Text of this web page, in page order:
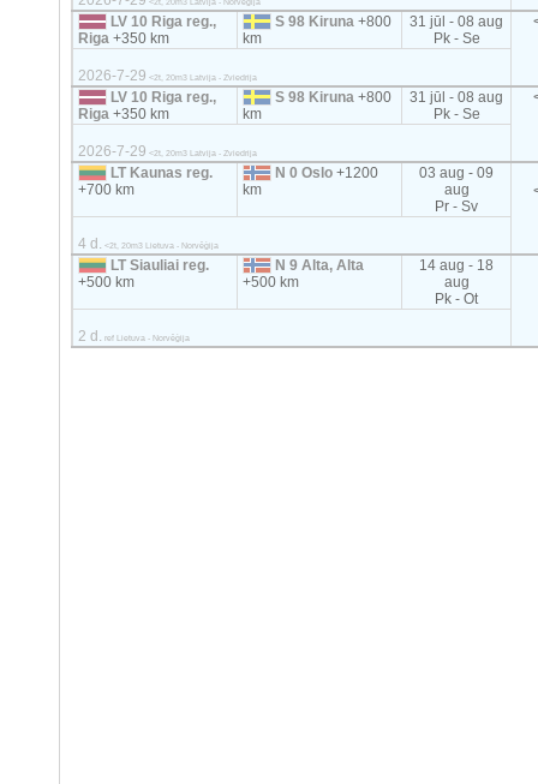
<2t, 20m3 Latvija - Norvēģija
LV 10 Riga reg.,
Riga+350 km
S 98 Kiruna+800
km
31 jūl - 08 aug
Pk - Se
2026-7-29 <2t, 20m3 Latvija - Zviedrija
LV 10 Riga reg.,
Riga+350 km
S 98 Kiruna+800
km
31 jūl - 08 aug
Pk - Se
2026-7-29 <2t, 20m3 Latvija - Zviedrija
LT Kaunas reg.
+700 km
N 0 Oslo+1200
km
03 aug - 09
aug
Pr - Sv
4 d. <2t, 20m3 Lietuva - Norvēģija
LT Siauliai reg.
+500 km
N 9 Alta, Alta
+500 km
14 aug - 18
aug
Pk - Ot
2 d. ref Lietuva - Norvēģija